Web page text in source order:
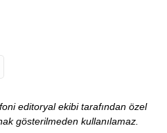
editoryal ekibi tarafından özel
gösterilmeden kullanılamaz.